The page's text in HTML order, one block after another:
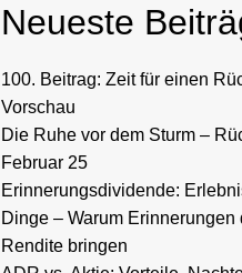
Neueste
100. Beitrag: Zeit für einen
Vorschau
Die Ruhe vor dem Sturm –
Februar 25
Erinnerungsdividende:
Dinge – Warum Erinnerungen
Rendite bringen